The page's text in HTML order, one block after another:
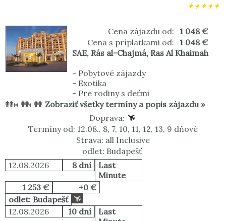
Cena zájazdu od:
1 048 €
Cena s príplatkami od:
1 048 €
SAE, Rás al-Chajmá, Ras Al Khaimah
- Pobytové zájazdy
- Exotika
- Pre rodiny s deťmi
Zobraziť všetky termíny a popis zájazdu »
Doprava:
Termíny od: 12.08., 8, 7, 10, 11, 12, 13, 9 dňové
Strava: all Inclusive
odlet: Budapešť
12.08.2026
8 dní
Last
Minute
1 253 €
+0 €
odlet: Budapešť
12.08.2026
10 dní
Last